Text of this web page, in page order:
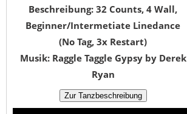
Beschreibung: 32 Counts, 4 Wall,
Beginner/Intermetiate Linedance
(No Tag, 3x Restart)
Musik: Raggle Taggle Gypsy by Derek
Ryan